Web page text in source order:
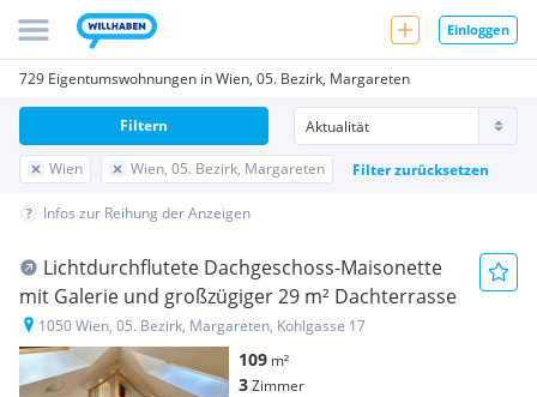
Einloggen
729 Eigentumswohnungen in Wien, 05. Bezirk, Margareten
Wien Wien, 05. Bezirk, Margareten Filter zurücksetzen
Filtern
Infos zur Reihung der Anzeigen
Lichtdurchflutete Dachgeschoss-Maisonette
mit Galerie und großzügiger 29 m² Dachterrasse
1050 Wien, 05. Bezirk, Margareten, Kohlgasse 17
109 m²
3Zimmer